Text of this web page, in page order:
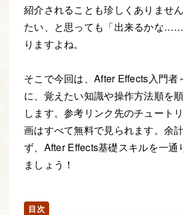
紹介されることも珍しくありませ
たい、と思っても「出来るかな
りますよね。
そこで今回は、After Effects入門者
に、覚えたい知識や操作方法順を
します。参考リンク先のチュート
画はすべて無料で見られます。余
ず、After Effects基礎スキルを一通
ましょう！